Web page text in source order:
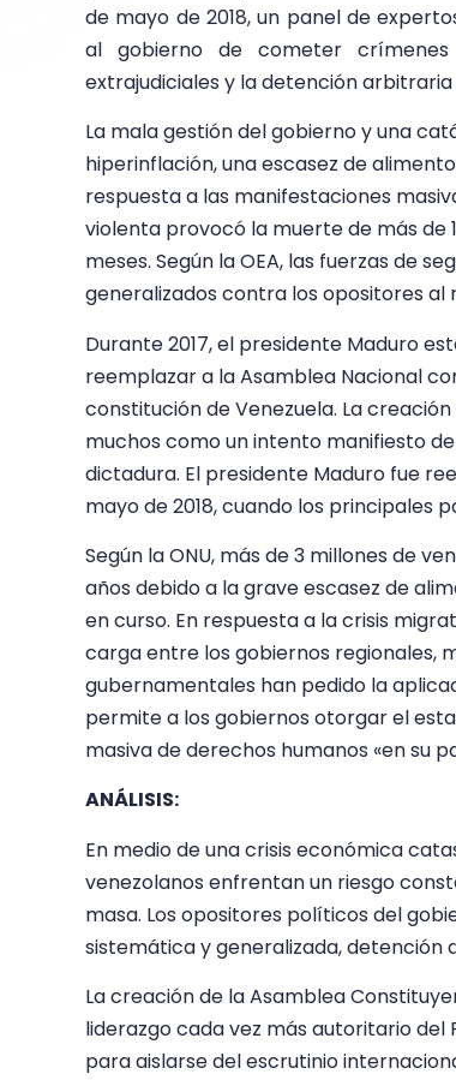
de mayo de 2018, un panel de
al gobierno de cometer crímenes
extrajudiciales y la detención arbitraria
La mala gestión del gobierno y una
hiperinflación, una escasez de
respuesta a las manifestaciones
violenta provocó la muerte de más de
meses. Según la OEA, las fuerzas de
generalizados contra los opositores al
Durante 2017, el presidente Maduro
reemplazar a la Asamblea Nacional
constitución de Venezuela. La
muchos como un intento manifiesto
dictadura. El presidente Maduro fue
mayo de 2018, cuando los principales
Según la ONU, más de 3 millones de
años debido a la grave escasez de
en curso. En respuesta a la crisis
carga entre los gobiernos regionales,
gubernamentales han pedido la
permite a los gobiernos otorgar el
masiva de derechos humanos «en su
ANÁLISIS:
En medio de una crisis económica
venezolanos enfrentan un riesgo
masa. Los opositores políticos del
sistemática y generalizada, detención
La creación de la Asamblea
liderazgo cada vez más autoritario del
para aislarse del escrutinio